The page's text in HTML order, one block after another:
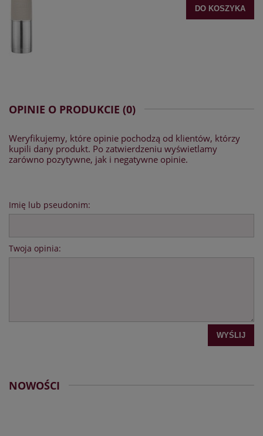
DO KOSZYKA
OPINIE O PRODUKCIE (0)
Weryfikujemy, które opinie pochodzą od klientów, którzy
kupili dany produkt. Po zatwierdzeniu wyświetlamy
zarówno pozytywne, jak i negatywne opinie.
Imię lub pseudonim:
Twoja opinia:
WYŚLIJ
NOWOŚCI